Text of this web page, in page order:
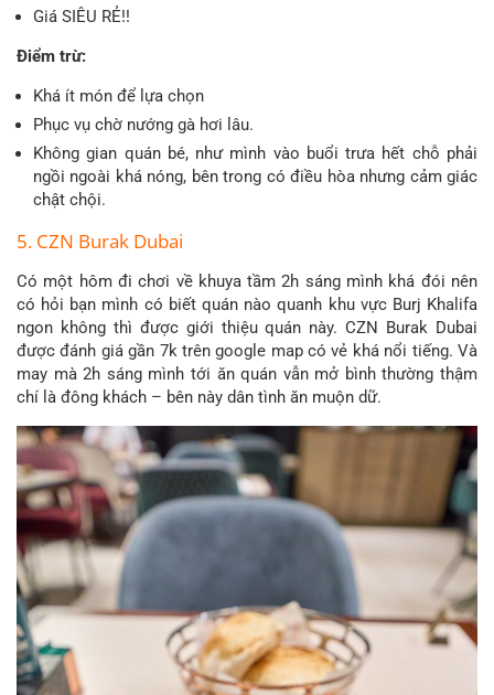
Giá SIÊU RẺ!!
Điểm trừ:
Khá ít món để lựa chọn
Phục vụ chờ nướng gà hơi lâu.
Không gian quán bé, như mình vào buổi trưa hết chỗ phải
ngồi ngoài khá nóng, bên trong có điều hòa nhưng cảm giác
chật chội.
5. CZN Burak Dubai
Có một hôm đi chơi về khuya tầm 2h sáng mình khá đói nên
có hỏi bạn mình có biết quán nào quanh khu vực Burj Khalifa
ngon không thì được giới thiệu quán này. CZN Burak Dubai
được đánh giá gần 7k trên google map có vẻ khá nổi tiếng. Và
may mà 2h sáng mình tới ăn quán vẫn mở bình thường thậm
chí là đông khách – bên này dân tình ăn muộn dữ.